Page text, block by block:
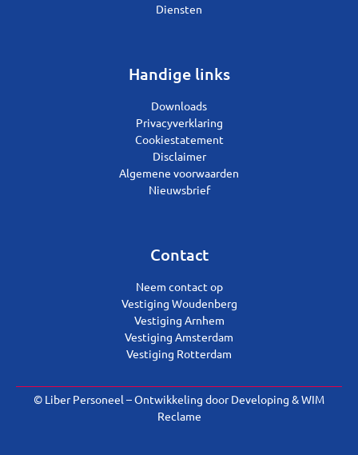
Diensten
Handige links
Downloads
Privacyverklaring
Cookiestatement
Disclaimer
Algemene voorwaarden
Nieuwsbrief
Contact
Neem contact op
Vestiging Woudenberg
Vestiging Arnhem
Vestiging Amsterdam
Vestiging Rotterdam
© Liber Personeel – Ontwikkeling doorDeveloping &WIM
Reclame